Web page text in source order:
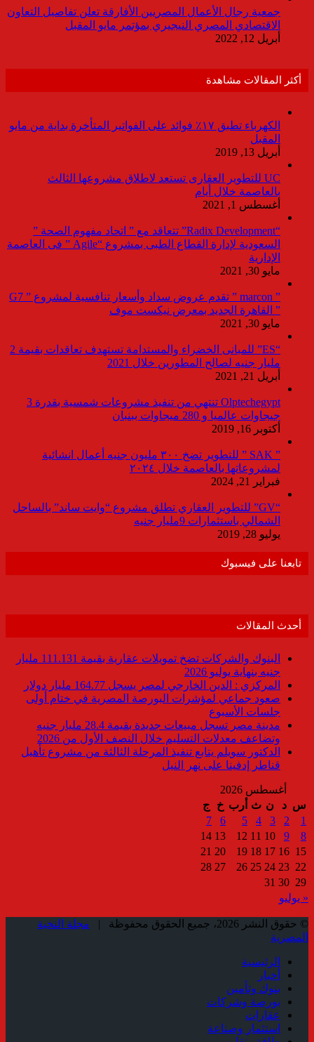
جمعية رجال الأعمال المصريين الأفارقة تعلن تفاصيل التعاون
الاقتصادي المصري النيجيري بمؤتمر مايو المقبل
أبريل 12, 2022
أكثر المقالات مشاهدة
الكهرباء تطبق ١٧٪ فوائد على الفواتير المتأخرة بداية من مايو
المقبل
أبريل 13, 2019
UC للتطوير العقارى تستعد لاطلاق مشروعها الثالث
بالعاصمة خلال أيام
أغسطس 1, 2021
“Radix Development” تتعاقد مع ” اتحاد مفهوم الصحة ”
السعودية لإدارة القطاع الطبى بمشروع “Agile ” فى العاصمة
الإدارية
مايو 30, 2021
” marcon ” تقدم عروض سداد وأسعار تنافسية لمشروع ” G7
” القاهرة الجديد بمعرض نيكست موف
مايو 30, 2021
“ES” للمبانى الخضراء والمستدامة تستهدف تعاقدات بقيمة 2
مليار جنيه لصالح المطورين خلال 2021
أبريل 21, 2021
Olptechegypt تنتهي من تنفيذ مشروعات شمسية بقدرة 3
جيجاوات عالميا و 280 ميجاوات ببنبان
أكتوبر 16, 2019
” SAK ” للتطوير تضخ ٣٠٠ مليون جنيه أعمال انشائية
لمشروعاتها بالعاصمة خلال ٢٠٢٤
فبراير 21, 2024
“GV” للتطوير العقاري تطلق مشروع “وايت ساند” بالساحل
الشمالي باستثمارات 9مليار جنيه
يوليو 28, 2019
تابعنا على فيسبوك
أحدث المقالات
البنوك والشركات تضخ تمويلات عقارية بقيمة 111.131 مليار
جنيه بنهاية يوليو 2026
المركزي : الدين الخارجي لمصر يسجل 164.77 مليار دولار
صعود جماعي لمؤشرات البورصة المصرية في ختام أولى
جلسات الأسبوع
مدينة مصر تسجل مبيعات جديدة بقيمة 28.4 مليار جنيه
وتضاعف معدلات التسليم خلال النصف الأول من 2026
الدكتور سويلم يتابع تنفيذ المرحلة الثالثة من مشروع تأهيل
قناطر إدفينا على نهر النيل
أغسطس 2026
س د ن ث أرب خ
ج
1
2
3
4
5
6
7
8
9
10
11
12
13
14
15
16
17
18
19
20
21
22
23
24
25
26
27
28
29
30
31
« يوليو
© حقوق النشر 2026، جميع الحقوق محفوظة |
مجلة النخبة
المصرية
الرئيسية
أخبار
بنوك وتأمين
بورصة وشركات
عقارات
استثمار وصناعة